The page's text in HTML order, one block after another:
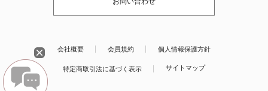
会社概要 会員規約 個人情報保護方針
特定商取引法に基づく表示 サイトマップ